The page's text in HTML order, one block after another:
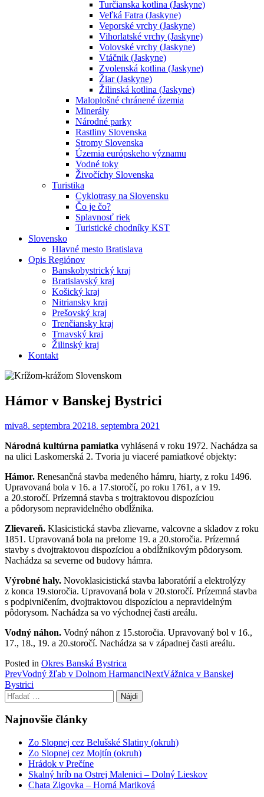
Turčianska kotlina (Jaskyne)
Veľká Fatra (Jaskyne)
Veporské vrchy (Jaskyne)
Vihorlatské vrchy (Jaskyne)
Volovské vrchy (Jaskyne)
Vtáčnik (Jaskyne)
Zvolenská kotlina (Jaskyne)
Žiar (Jaskyne)
Žilinská kotlina (Jaskyne)
Maloplošné chránené územia
Minerály
Národné parky
Rastliny Slovenska
Stromy Slovenska
Územia európskeho významu
Vodné toky
Živočíchy Slovenska
Turistika
Cyklotrasy na Slovensku
Čo je čo?
Splavnosť riek
Turistické chodníky KST
Slovensko
Hlavné mesto Bratislava
Opis Regiónov
Banskobystrický kraj
Bratislavský kraj
Košický kraj
Nitriansky kraj
Prešovský kraj
Trenčiansky kraj
Trnavský kraj
Žilinský kraj
Kontakt
Hámor v Banskej Bystrici
miva8. septembra 20218. septembra 2021
Národná kultúrna pamiatka vyhlásená v roku 1972. Nachádza sa
na ulici Laskomerská 2. Tvoria ju viaceré pamiatkové objekty:
Hámor. Renesančná stavba medeného hámru, hiarty, z roku 1496.
Upravovaná bola v 16. a 17.storočí, po roku 1761, a v 19.
a 20.storočí. Prízemná stavba s trojtraktovou dispozíciou
a pôdorysom nepravidelného obdĺžnika.
Zlievareň. Klasicistická stavba zlievarne, valcovne a skladov z roku
1851. Upravovaná bola na prelome 19. a 20.storočia. Prízemná
stavby s dvojtraktovou dispozíciou a obdĺžnikovým pôdorysom.
Nachádza sa severne od budovy hámra.
Výrobné haly. Novoklasicistická stavba laboratórií a elektrolýzy
z konca 19.storočia. Upravovaná bola v 20.storočí. Prízemná stavba
s podpivničením, dvojtraktovou dispozíciou a nepravidelným
pôdorysom. Nachádza sa vo východnej časti areálu.
Vodný náhon. Vodný náhon z 15.storočia. Upravovaný bol v 16.,
17., 18., 19. a 20.storočí. Nachádza sa v západnej časti areálu.
Posted in Okres Banská Bystrica
Post
navigation
PrevVodný žľab v Dolnom HarmanciNextVážnica v Banskej
Bystrici
Hľadať:
Najnovšie články
Zo Slopnej cez Belušské Slatiny (okruh)
Zo Slopnej cez Mojtín (okruh)
Hrádok v Prečíne
Skalný hríb na Ostrej Malenici – Dolný Lieskov
Chata Zigovka – Horná Mariková